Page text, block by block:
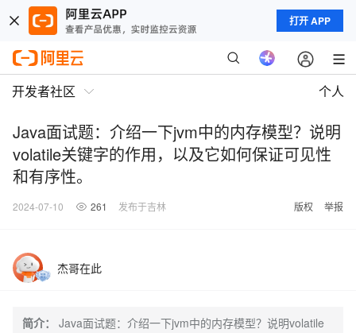
打开 APP
开发者社区 个人
Java面试题：介绍一下jvm中的内存模型？说明
volatile关键字的作用，以及它如何保证可见性
和有序性。
2024-07-10 261 发布于吉林 版权 举报
杰哥在此
简介：
Java面试题：介绍一下jvm中的内存模型？说明volatile